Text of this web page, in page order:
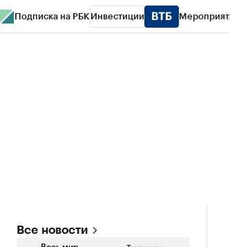
Подписка на РБК Инвестиции
Все новости